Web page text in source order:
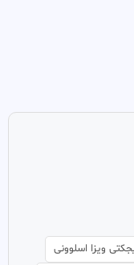
ویزا اسلوونی